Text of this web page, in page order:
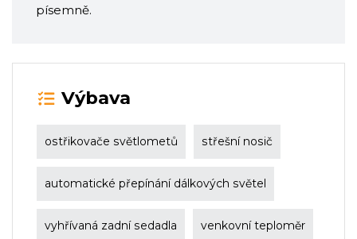
písemně.
Výbava
ostřikovače světlometů střešní nosič
automatické přepínání dálkových světel
vyhřívaná zadní sedadla venkovní teploměr